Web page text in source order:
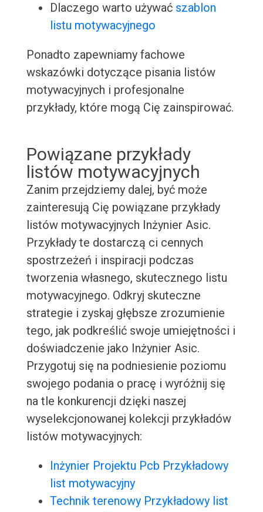
Dlaczego warto używać szablon
listu motywacyjnego
Ponadto zapewniamy fachowe
wskazówki dotyczące pisania listów
motywacyjnych i profesjonalne
przykłady, które mogą Cię zainspirować.
Powiązane przykłady
listów motywacyjnych
Zanim przejdziemy dalej, być może
zainteresują Cię powiązane przykłady
listów motywacyjnych Inżynier Asic.
Przykłady te dostarczą ci cennych
spostrzeżeń i inspiracji podczas
tworzenia własnego, skutecznego listu
motywacyjnego. Odkryj skuteczne
strategie i zyskaj głębsze zrozumienie
tego, jak podkreślić swoje umiejętności i
doświadczenie jako Inżynier Asic.
Przygotuj się na podniesienie poziomu
swojego podania o pracę i wyróżnij się
na tle konkurencji dzięki naszej
wyselekcjonowanej kolekcji przykładów
listów motywacyjnych:
Inżynier Projektu Pcb Przykładowy
list motywacyjny
Technik terenowy Przykładowy list